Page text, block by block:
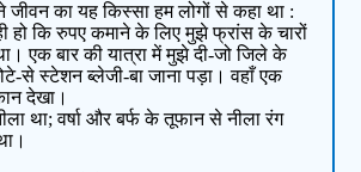
जीवन का यह किस्सा हम लोगों से कहा था :
हो कि रुपए कमाने के लिए मुझे फ्रांस के चारों
एक बार की यात्रा में मुझे दी-जो जिले के
से स्टेशन ब्लेजी-बा जाना पड़ा। वहाँ एक
देखा।
था; वर्षा और बर्फ के तूफान से नीला रंग